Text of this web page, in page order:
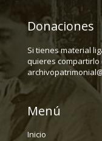
Donaciones
Si tienes material
quieres compartirlo
Menú
Inicio